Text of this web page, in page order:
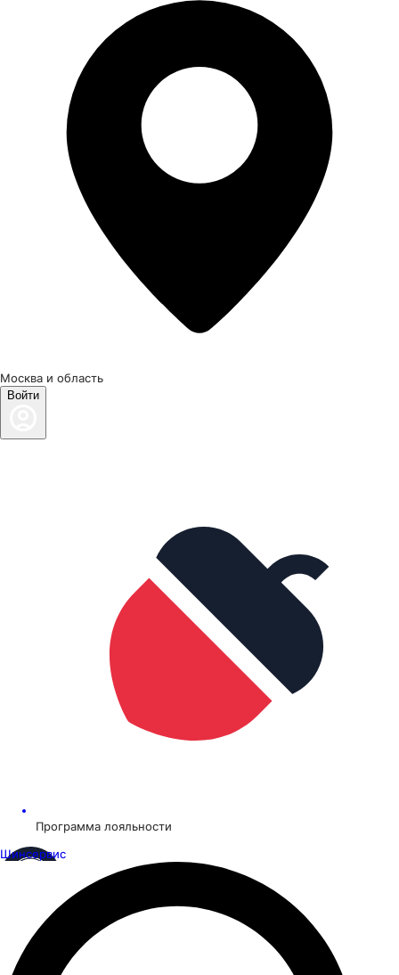
Москва и область
Войти
Программа лояльности
Шинсервис